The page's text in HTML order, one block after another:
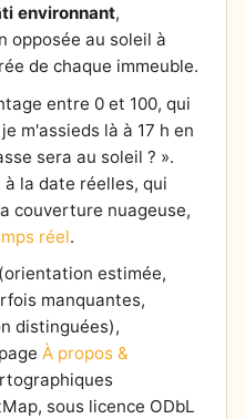
environnant,
opposée au soleil à
de chaque immeuble.
entre 0 et 100, qui
m'assieds là à 17 h en
sera au soleil ? ».
la date réelles, qui
couverture nuageuse,
réel.
estimée,
manquantes,
distinguées),
À propos &
sous licence ODbL